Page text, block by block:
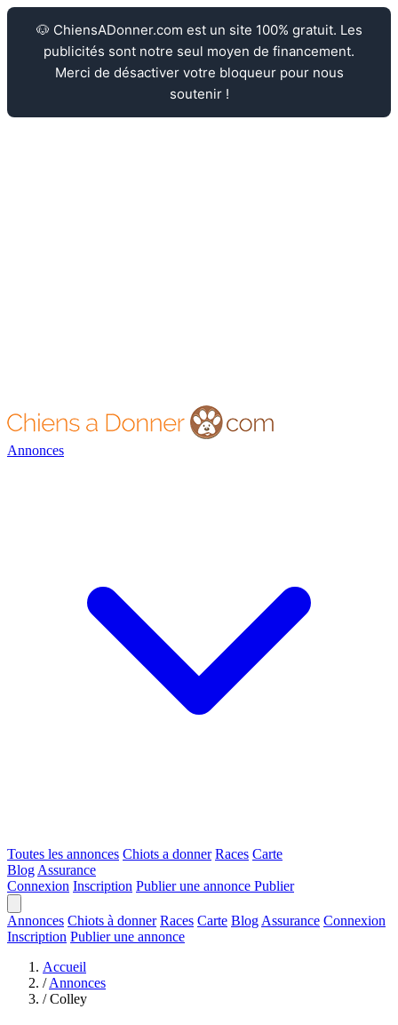
Annonces
Toutes les annonces Chiots a donner Races Carte
Blog Assurance
Connexion Inscription Publier une annonce Publier
Annonces Chiots à donner Races Carte Blog Assurance Connexion
Inscription Publier une annonce
Accueil
/ Annonces
/ Colley